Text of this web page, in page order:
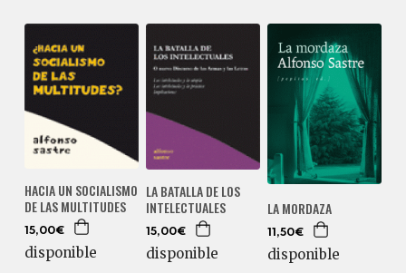
HACIA UN SOCIALISMO
DE LAS MULTITUDES
15,00€
disponible
LA BATALLA DE LOS
INTELECTUALES
15,00€
disponible
LA MORDAZA
11,50€
disponible